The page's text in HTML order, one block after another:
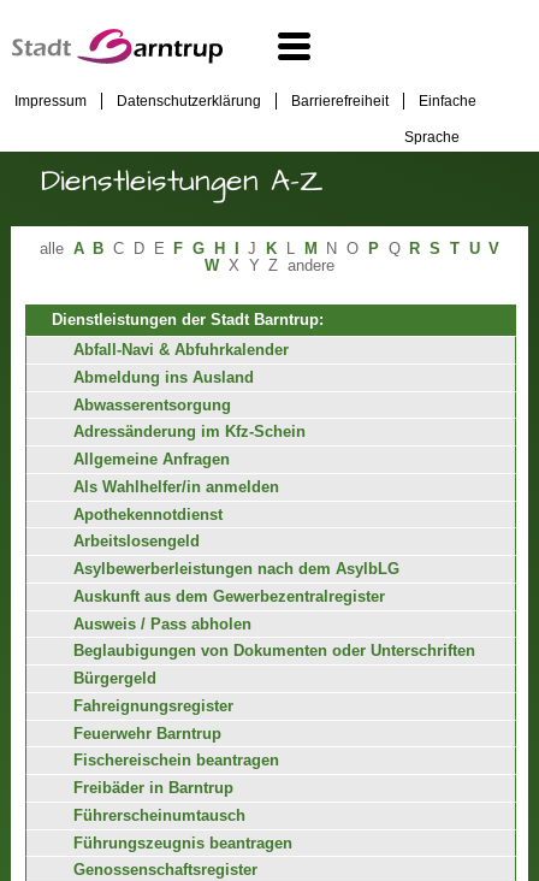
Impressum Datenschutzerklärung Barrierefreiheit Einfache
Sprache
Dienstleistungen A-Z
alle A B C D E F G H J K L M N O P Q R S T U V
W X Y Z andere
Dienstleistungen der Stadt Barntrup:
Abfall-Navi & Abfuhrkalender
Abmeldung ins Ausland
Abwasserentsorgung
Adressänderung im Kfz-Schein
Allgemeine Anfragen
Als Wahlhelfer/in anmelden
Apothekennotdienst
Arbeitslosengeld
Asylbewerberleistungen nach dem AsylbLG
Auskunft aus dem Gewerbezentralregister
Ausweis / Pass abholen
Beglaubigungen von Dokumenten oder Unterschriften
Bürgergeld
Fahreignungsregister
Feuerwehr Barntrup
Fischereischein beantragen
Freibäder in Barntrup
Führerscheinumtausch
Führungszeugnis beantragen
Genossenschaftsregister